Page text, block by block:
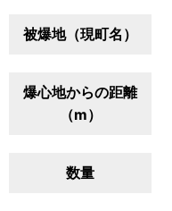
被爆地（現町名）
爆心地からの距離
（m）
数量